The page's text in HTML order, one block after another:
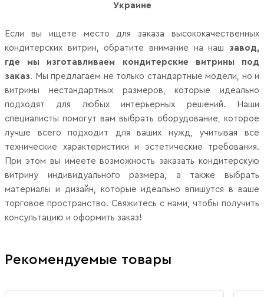
Украине
Если вы ищете место для заказа высококачественных
кондитерских витрин, обратите внимание на наш завод,
где мы изготавливаем кондитерские витрины под
заказ. Мы предлагаем не только стандартные модели, но и
витрины нестандартных размеров, которые идеально
подходят для любых интерьерных решений. Наши
специалисты помогут вам выбрать оборудование, которое
лучше всего подходит для ваших нужд, учитывая все
технические характеристики и эстетические требования.
При этом вы имеете возможность заказать кондитерскую
витрину индивидуального размера, а также выбрать
материалы и дизайн, которые идеально впишутся в ваше
торговое пространство. Свяжитесь с нами, чтобы получить
консультацию и оформить заказ!
Рекомендуемые товары